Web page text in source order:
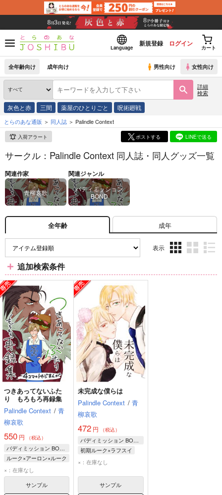
Language
新規登録 ログイン
カート
全年齢向け 成年向け 男性向け 女性向け
詳細
検索
灰色と赤 三間 薬屋のひとりごと 呪術廻戦
とらのあな通販 同人誌 Palindle Context
入荷アラート ポストする LINEで送る
サークル：Palindle Context 同人誌・同人グッズ一覧
関連作家
青柳哀歌
関連ジャンル
バディミッション
BOND
全年齢 成年
表示
ム
ム
ム
追加検索条件
つきあってないふた
り もろもろ再録集
Palindle Context / 青
柳哀歌
550 円 （税込）
バディミッション BOND
ルーク×アーロン×ルーク
×：在庫なし
サンプル
未完成な僕らは
Palindle Context / 青
柳哀歌
472 円 （税込）
バディミッション BOND
初期ルーク×ラフスイ
初期ルーク
×：在庫なし
サンプル